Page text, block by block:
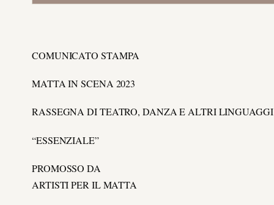
COMUNICATO STAMPA
MATTA IN SCENA 2023
RASSEGNA DI TEATRO, DANZA E ALTRI LINGUAGGI
“ESSENZIALE”
PROMOSSO DA
ARTISTI PER IL MATTA